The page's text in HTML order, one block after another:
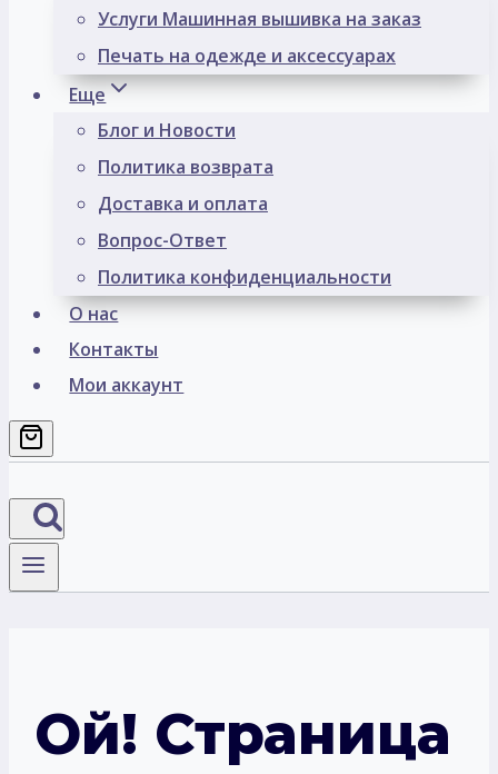
Услуги Машинная вышивка на заказ
Печать на одежде и аксессуарах
Еще
Блог и Новости
Политика возврата
Доставка и оплата
Вопрос-Ответ
Политика конфиденциальности
О нас
Контакты
Мои аккаунт
Ой! Страница